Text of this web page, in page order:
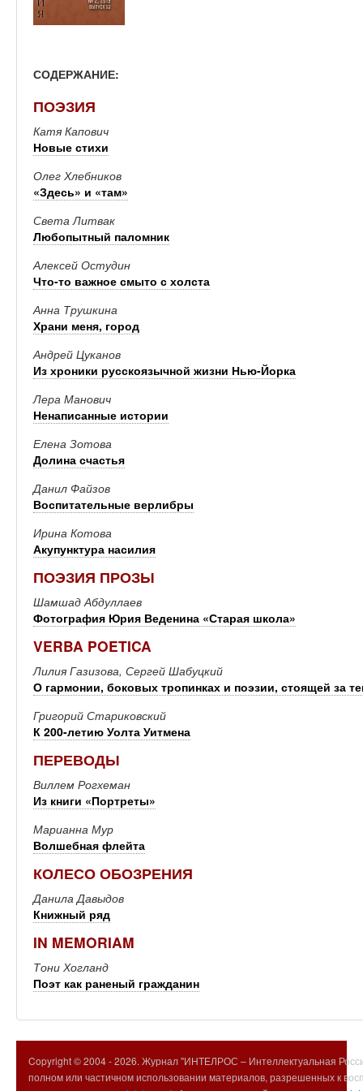
СОДЕРЖАНИЕ:
ПОЭЗИЯ
Катя Капович
Новые стихи
Олег Хлебников
«Здесь» и «там»
Света Литвак
Любопытный паломник
Алексей Остудин
Что-то важное смыто с холста
Анна Трушкина
Храни меня, город
Андрей Цуканов
Из хроники русскоязычной жизни Нью-Йорка
Лера Манович
Ненаписанные истории
Елена Зотова
Долина счастья
Данил Файзов
Воспитательные верлибры
Ирина Котова
Акупунктура насилия
ПОЭЗИЯ ПРОЗЫ
Шамшад Абдуллаев
Фотография Юрия Веденина «Старая школа»
VERBA POETICA
Лилия Газизова, Сергей Шабуцкий
О гармонии, боковых тропинках и поэзии, стоящей за
Григорий Стариковский
К 200-летию Уолта Уитмена
ПЕРЕВОДЫ
Виллем Рогхеман
Из книги «Портреты»
Марианна Мур
Волшебная флейта
КОЛЕСО ОБОЗРЕНИЯ
Данила Давыдов
Книжный ряд
IN MEMORIAM
Тони Хогланд
Поэт как раненый гражданин
Copyright © 2004 -2026. Журнал "ИНТЕЛРОС – Интеллектуальная
полном или частичном использовании материалов, разрешенных к